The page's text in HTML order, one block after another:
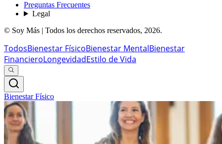
Preguntas Frecuentes
Legal
© Soy Más | Todos los derechos reservados, 2026.
TodosBienestar FísicoBienestar MentalBienestar
FinancieroLongevidadEstilo de Vida
Bienestar Físico